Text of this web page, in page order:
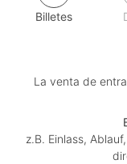
Billetes
La venta de
z.B. Einlass,